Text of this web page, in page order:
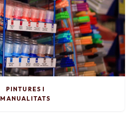
PINTURES I
MANUALITATS